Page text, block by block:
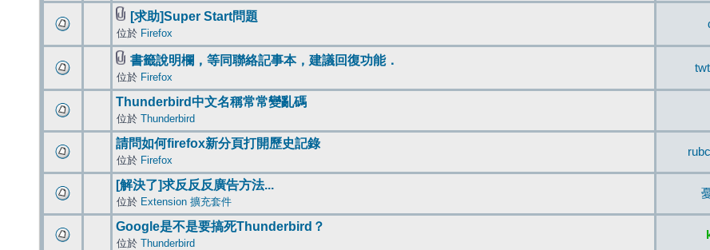
[求助]Super Start問題
位於 Firefox
書籤說明欄，等同聯絡記事本，建議回復功能．
位於 Firefox
Thunderbird中文名稱常常變亂碼
位於 Thunderbird
請問如何firefox新分頁打開歷史記錄
位於 Firefox
[解決了]求反反反廣告方法...
位於 Extension 擴充套件
Google是不是要搞死Thunderbird？
位於 Thunderbird